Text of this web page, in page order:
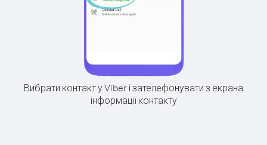
Вибрати контакт у Viber і зателефонувати з екрана
інформації контакту